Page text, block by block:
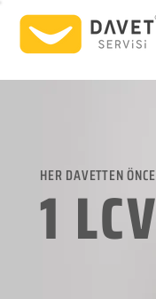
HER DAVETTEN ÖNCE
1 LCV